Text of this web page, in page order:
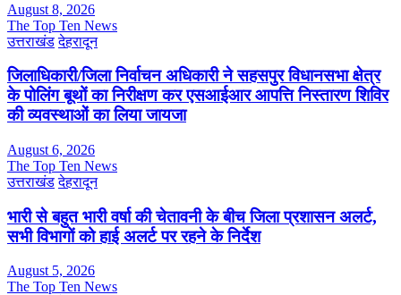
August 8, 2026
The Top Ten News
उत्तराखंड देहरादून
जिलाधिकारी/जिला निर्वाचन अधिकारी ने सहसपुर विधानसभा क्षेत्र
के पोलिंग बूथों का निरीक्षण कर एसआईआर आपत्ति निस्तारण शिविर
की व्यवस्थाओं का लिया जायजा
August 6, 2026
The Top Ten News
उत्तराखंड देहरादून
भारी से बहुत भारी वर्षा की चेतावनी के बीच जिला प्रशासन अलर्ट,
सभी विभागों को हाई अलर्ट पर रहने के निर्देश
August 5, 2026
The Top Ten News